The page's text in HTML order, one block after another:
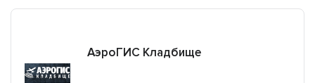
АэроГИС Кладбище